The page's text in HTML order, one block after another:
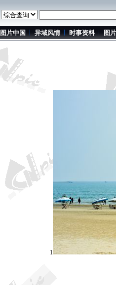
图片中国 异域风情 时事资料 图
1